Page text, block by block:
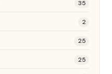
35
2
25
25